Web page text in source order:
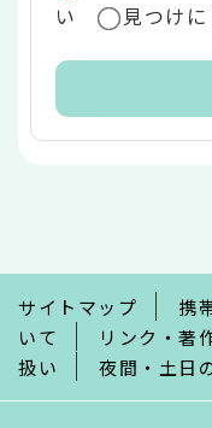
い
見つけ
で
サイトマップ 携
いて
リンク・著
扱い
夜間・土日